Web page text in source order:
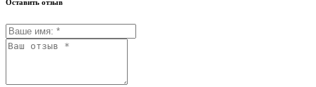
Оставить отзыв